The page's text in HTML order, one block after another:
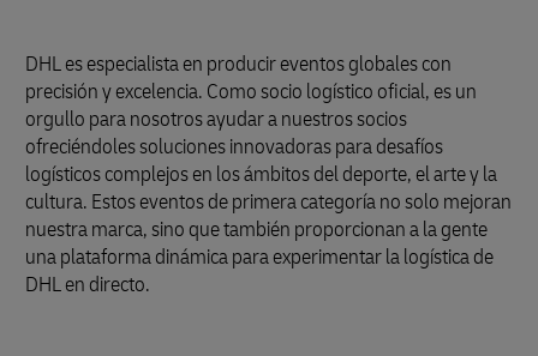
DHL es especialista en producir eventos globales con
precisión y excelencia. Como socio logístico oficial, es un
orgullo para nosotros ayudar a nuestros socios
ofreciéndoles soluciones innovadoras para desafíos
logísticos complejos en los ámbitos del deporte, el arte y la
cultura. Estos eventos de primera categoría no solo mejoran
nuestra marca, sino que también proporcionan a la gente
una plataforma dinámica para experimentar la logística de
DHL en directo.